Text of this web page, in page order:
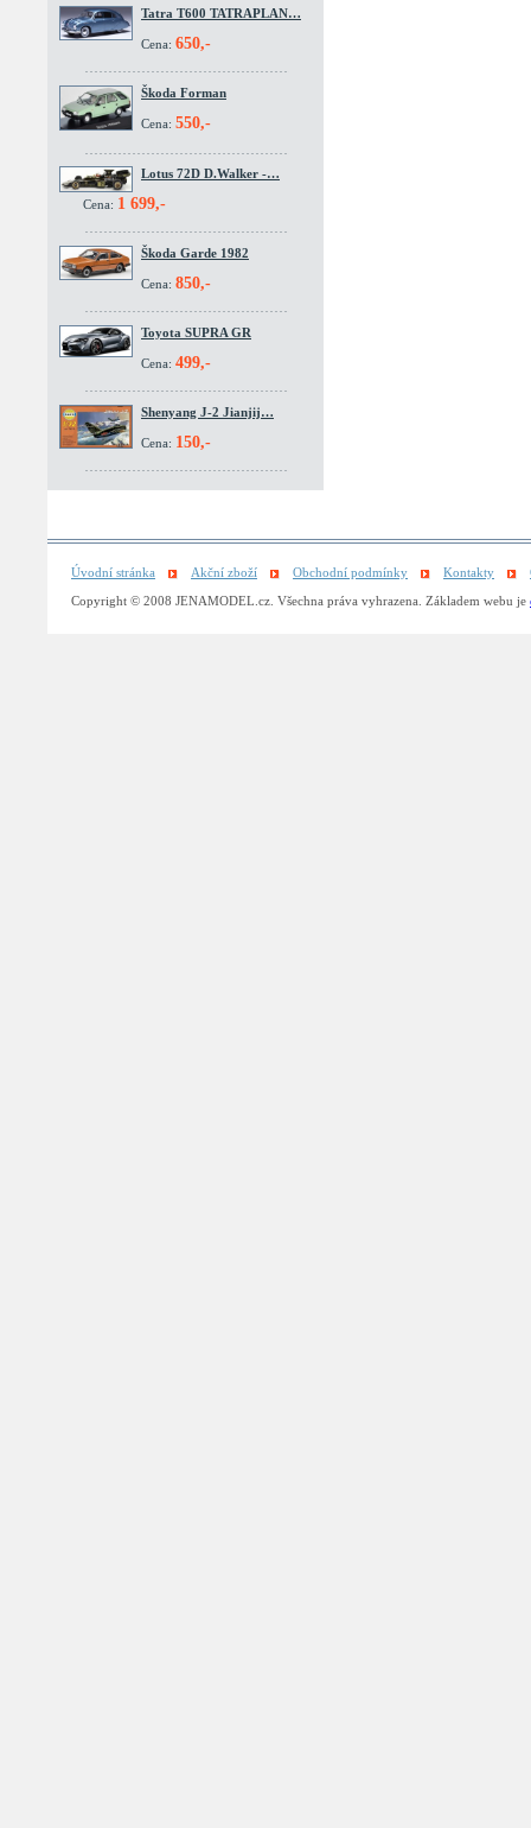
Tatra T600 TATRAPLAN…
Cena: 650,-
Škoda Forman
Cena: 550,-
Lotus 72D D.Walker -…
Cena: 1 699,-
Škoda Garde 1982
Cena: 850,-
Toyota SUPRA GR
Cena: 499,-
Shenyang J-2 Jianjij…
Cena: 150,-
Úvodní stránka Akční zboží Obchodní podmínky Kontakty
Copyright © 2008 JENAMODEL.cz. Všechna práva vyhrazena. Základem webu je